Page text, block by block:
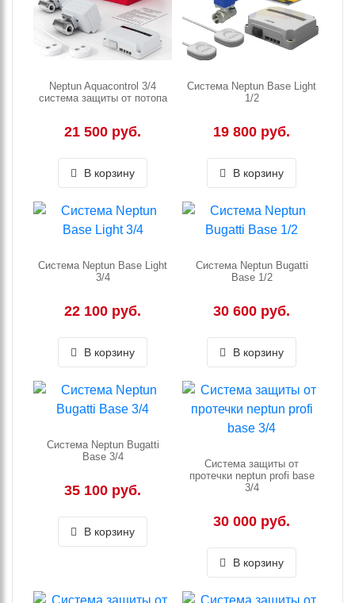
Neptun Aquacontrol 3/4
система защиты от потопа
21 500 руб.
В корзину
Система Neptun Base Light
1/2
19 800 руб.
В корзину
Система Neptun Base Light
3/4
22 100 руб.
В корзину
Система Neptun Bugatti
Base 1/2
30 600 руб.
В корзину
Система Neptun Bugatti
Base 3/4
35 100 руб.
В корзину
Система защиты от
протечки neptun profi base
3/4
30 000 руб.
В корзину